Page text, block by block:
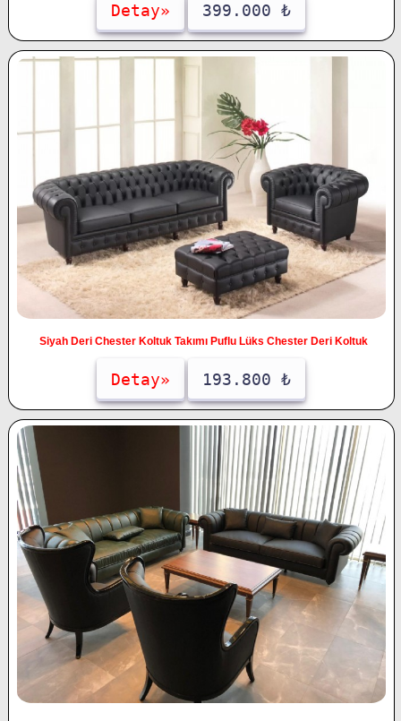
Detay» 399.000 ₺
Siyah Deri Chester Koltuk Takımı Puflu Lüks Chester Deri Koltuk
Detay» 193.800 ₺